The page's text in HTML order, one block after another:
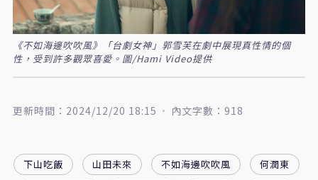
《不如海邊吹吹風》「台劇女神」郭雪芙在劇中展現真性情的個
性，受到許多觀眾喜愛。圖/Hami Video提供
更新時間：2024/12/20 18:15 內文字數：918
下山吃飯 山田未來 不如海邊吹吹風
何潤東